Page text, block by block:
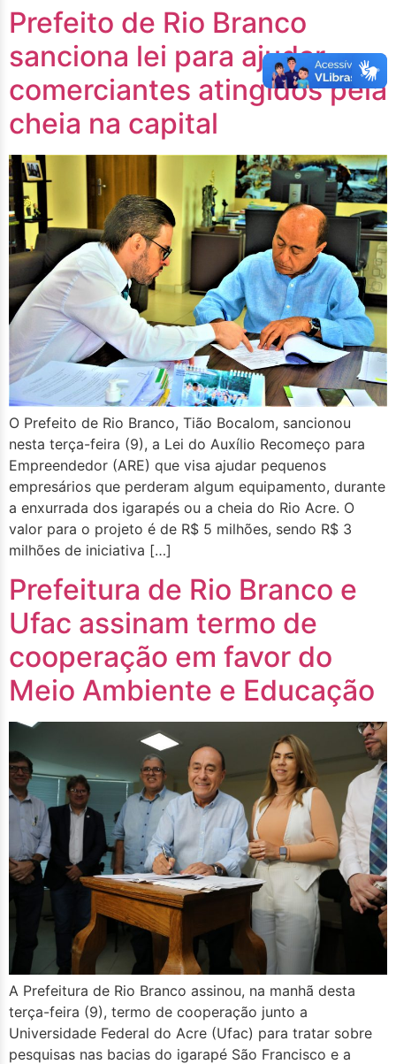
Prefeito de Rio Branco
sanciona lei para ajudar
comerciantes atingidos pela
cheia na capital
O Prefeito de Rio Branco, Tião Bocalom, sancionou
nesta terça-feira (9), a Lei do Auxílio Recomeço para
Empreendedor (ARE) que visa ajudar pequenos
empresários que perderam algum equipamento, durante
a enxurrada dos igarapés ou a cheia do Rio Acre. O
valor para o projeto é de R$ 5 milhões, sendo R$ 3
milhões de iniciativa […]
Prefeitura de Rio Branco e
Ufac assinam termo de
cooperação em favor do
Meio Ambiente e Educação
A Prefeitura de Rio Branco assinou, na manhã desta
terça-feira (9), termo de cooperação junto a
Universidade Federal do Acre (Ufac) para tratar sobre
pesquisas nas bacias do igarapé São Francisco e a